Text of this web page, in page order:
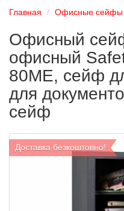
Главная Офисные сейфы
Офисный
офисный
80ME, сейф
для
сейф
Доставка безкоштовно!